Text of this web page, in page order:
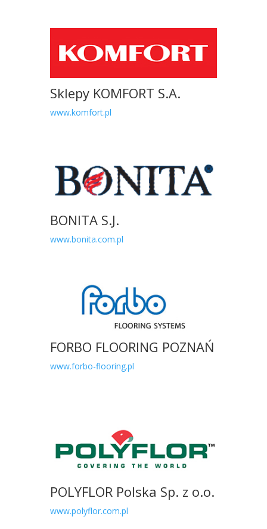
Sklepy KOMFORT S.A.
www.komfort.pl
BONITA S.J.
www.bonita.com.pl
FORBO FLOORING POZNAŃ
www.forbo-flooring.pl
POLYFLOR Polska Sp. z o.o.
www.polyflor.com.pl